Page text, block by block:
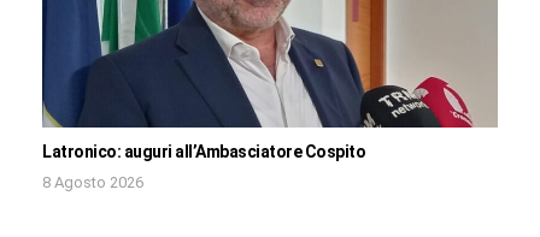
Latronico: auguri all’Ambasciatore Cospito
8 Agosto 2026